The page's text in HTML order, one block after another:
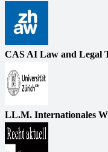
CAS AI Law and Legal
LL.M. Internationales